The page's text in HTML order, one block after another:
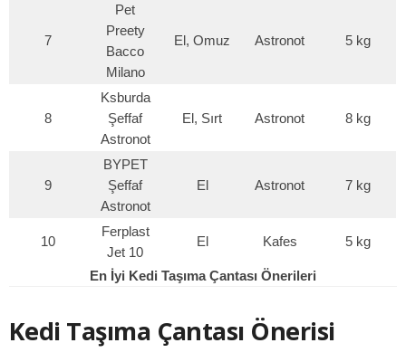
7
Pet
Preety
Bacco
Milano
El, Omuz Astronot 5 kg
8
Ksburda
Şeffaf
Astronot
El, Sırt Astronot 8 kg
9
BYPET
Şeffaf
Astronot
El Astronot 7 kg
10
Ferplast
Jet 10
El Kafes 5 kg
En İyi Kedi Taşıma Çantası Önerileri
Kedi Taşıma Çantası Önerisi